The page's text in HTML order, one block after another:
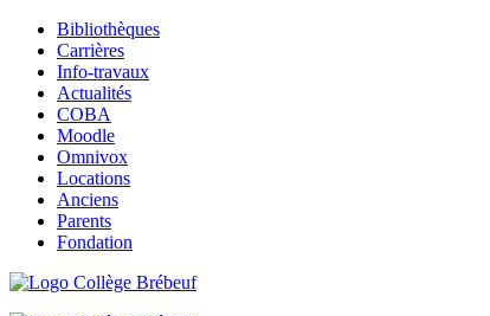
Bibliothèques
Carrières
Info-travaux
Actualités
COBA
Moodle
Omnivox
Locations
Anciens
Parents
Fondation